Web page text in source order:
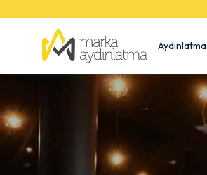
Aydınlatma